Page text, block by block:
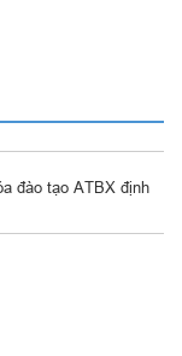
đào tạo ATBX định
hàng